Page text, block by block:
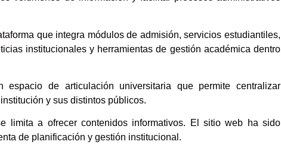
que integra módulos de admisión, servicios estudiantiles,
institucionales y herramientas de gestión académica dentro
de articulación universitaria que permite centralizar
y sus distintos públicos.
limita a ofrecer contenidos informativos. El sitio web ha sido
de planificación y gestión institucional.